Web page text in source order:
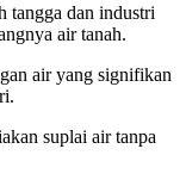
tangga dan industri
air tanah.
air yang signifikan
suplai air tanpa